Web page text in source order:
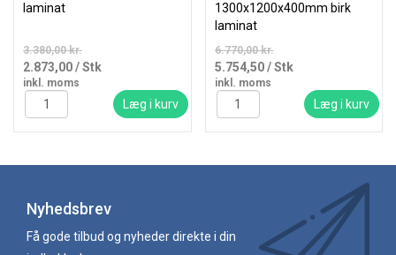
laminat
3.380,00 kr.
2.873,00/ Stk
inkl. moms
Læg i kurv
1300x1200x400mm birk
laminat
6.770,00 kr.
5.754,50/ Stk
inkl. moms
Læg i kurv
Nyhedsbrev
Få gode tilbud og nyheder direkte i din